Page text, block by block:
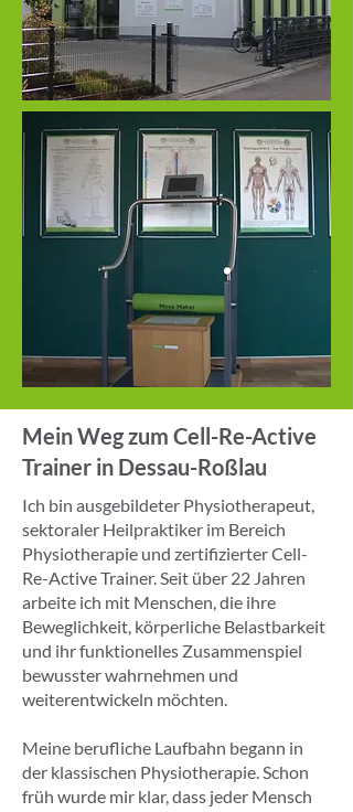
Mein Weg zum Cell-Re-Active
Trainer in Dessau-Roßlau
Ich bin ausgebildeter Physiotherapeut,
sektoraler Heilpraktiker im Bereich
Physiotherapie und zertifizierter Cell-
Re-Active Trainer. Seit über 22 Jahren
arbeite ich mit Menschen, die ihre
Beweglichkeit, körperliche Belastbarkeit
und ihr funktionelles Zusammenspiel
bewusster wahrnehmen und
weiterentwickeln möchten.
Meine berufliche Laufbahn begann in
der klassischen Physiotherapie. Schon
früh wurde mir klar, dass jeder Mensch